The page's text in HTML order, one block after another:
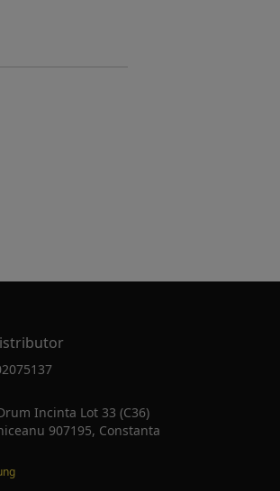
Incinta Lot 33 (C36)
907195, Constanta